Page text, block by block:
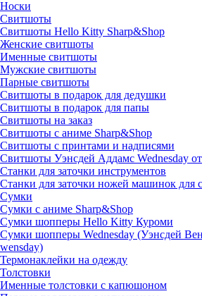
Носки
Свитшоты
Cвитшоты Hello Kitty Sharp&Shop
Женские свитшоты
Именные свитшоты
Мужские свитшоты
Парные свитшоты
Свитшоты в подарок для дедушки
Свитшоты в подарок для папы
Свитшоты на заказ
Свитшоты с аниме Sharp&Shop
Свитшоты с принтами и надписями
Свитшоты Уэнсдей Аддамс Wednesday
Станки для заточки инструментов
Станки для заточки ножей машинок для
Сумки
Сумки с аниме Sharp&Shop
Сумки шопперы Hello Kitty Куроми
Сумки шопперы Wednesday (Уэнсдей
wensday)
Термонаклейки на одежду
Толстовки
Именные толстовки с капюшоном